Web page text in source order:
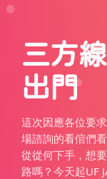
三方
出門
這次因應各位要
場諮詢的看倌們
從從何下手，想
路嗎？今天起UF